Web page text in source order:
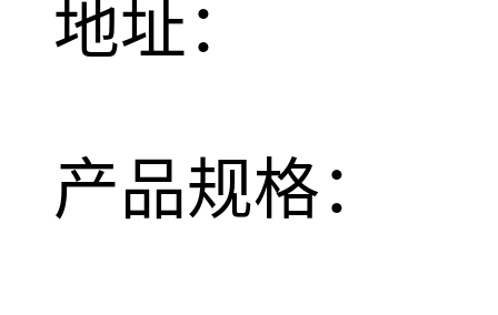
地址：
产品规格：